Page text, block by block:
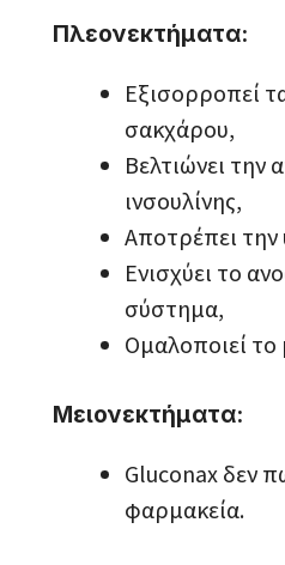
Πλεονεκτήματα:
Εξισορροπεί
σακχάρου,
Βελτιώνει
ινσουλίνης,
Αποτρέπει την
Ενισχύει το
σύστημα,
Ομαλοποιεί
Μειονεκτήματα:
Gluconax δεν
φαρμακεία.